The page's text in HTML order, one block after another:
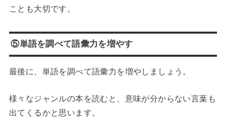
ことも大切です。
⑤単語を調べて語彙力を増やす
最後に、単語を調べて語彙力を増やしましょう。
様々なジャンルの本を読むと、意味が分からない言葉も
出てくるかと思います。